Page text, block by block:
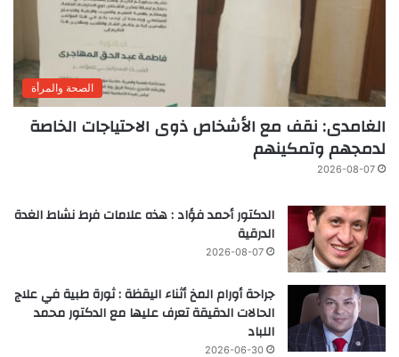
الصحة والمرأة
الغامدى: نقف مع الأشخاص ذوى الاحتياجات الخاصة
لدمجهم وتمكينهم
2026-08-07
الدكتور أحمد فؤاد : هذه علامات فرط نشاط الغدة
الدرقية
2026-08-07
جراحة أورام المخ أثناء اليقظة : ثورة طبية في علاج
الحالات الدقيقة تعرف عليها مع الدكتور محمد
اللباد
2026-06-30